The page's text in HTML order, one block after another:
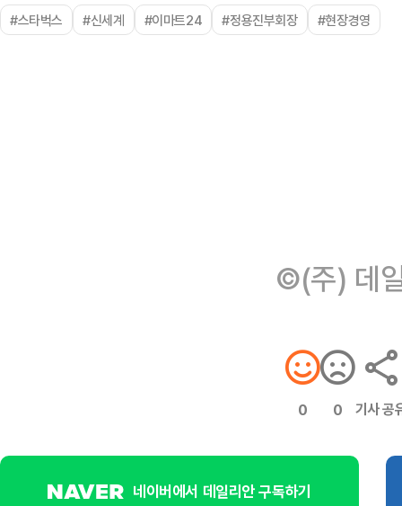
#스타벅스 #신세계 #이마트24 #정용진부회장 #현장경영
©(주) 데
0 0 기사 공
네이버에서 데일리안 구독하기